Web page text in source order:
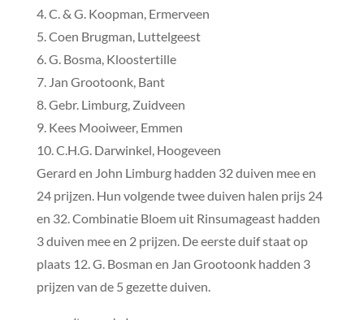
4. C. & G. Koopman, Ermerveen
5. Coen Brugman, Luttelgeest
6. G. Bosma, Kloostertille
7. Jan Grootoonk, Bant
8. Gebr. Limburg, Zuidveen
9. Kees Mooiweer, Emmen
10. C.H.G. Darwinkel, Hoogeveen
Gerard en John Limburg hadden 32 duiven mee en
24 prijzen. Hun volgende twee duiven halen prijs 24
en 32. Combinatie Bloem uit Rinsumageast hadden
3 duiven mee en 2 prijzen. De eerste duif staat op
plaats 12. G. Bosman en Jan Grootoonk hadden 3
prijzen van de 5 gezette duiven.